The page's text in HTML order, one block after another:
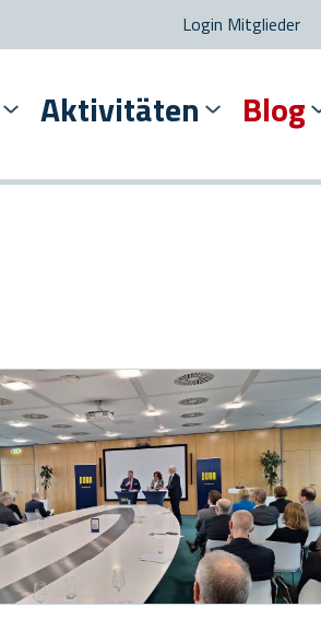
Login Mitglieder
Aktivitäten Blog